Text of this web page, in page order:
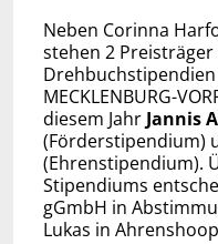
Neben Corinna
stehen 2
Drehbuchstipendien
MECKLENBURG-
diesem JahrJannis
(Förderstipendium)
(Ehrenstipendium).
Stipendiums
gGmbH in
Lukas in